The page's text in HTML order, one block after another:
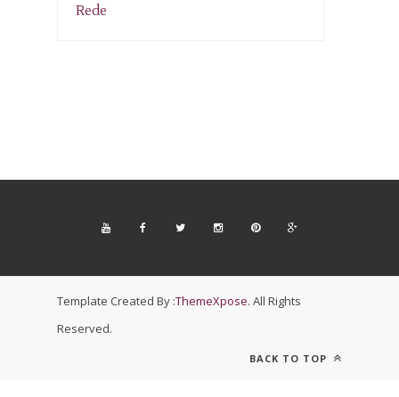
Template Created By :ThemeXpose. All Rights
Reserved.
BACK TO TOP